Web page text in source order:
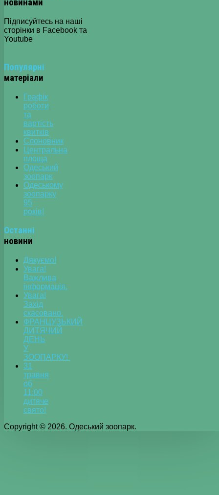
новинами
Підписуйтесь на наші
сторінки в Facebook та
Youtube
Популярні
матеріали
Графік
роботи
та
вартість
квитків
Слоновник
Центральна
площа
Одеський
зоопарк
Одеському
зоопарку
95
років!
Останні
новини
Дякуємо!
Увага!
Важлива
інформація.
Увага!
Захід
скасовано.
ФРАНЦУЗЬКИЙ
ДИТЯЧИЙ
ДЕНЬ
У
ЗООПАРКУ!
31
травня
об
11:00
дитяче
свято!
Copyright © 2026. Одеський зоопарк.